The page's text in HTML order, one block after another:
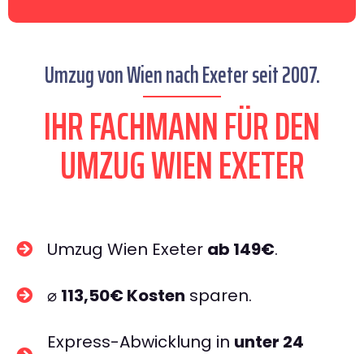
Umzug von Wien nach Exeter seit 2007.
IHR FACHMANN FÜR DEN
UMZUG WIEN EXETER
Umzug Wien Exeter ab 149€.
⌀ 113,50€ Kosten sparen.
Express-Abwicklung in unter 24